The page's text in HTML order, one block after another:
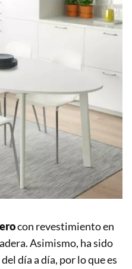
con revestimiento en
Asimismo, ha sido
día a día, por lo que es